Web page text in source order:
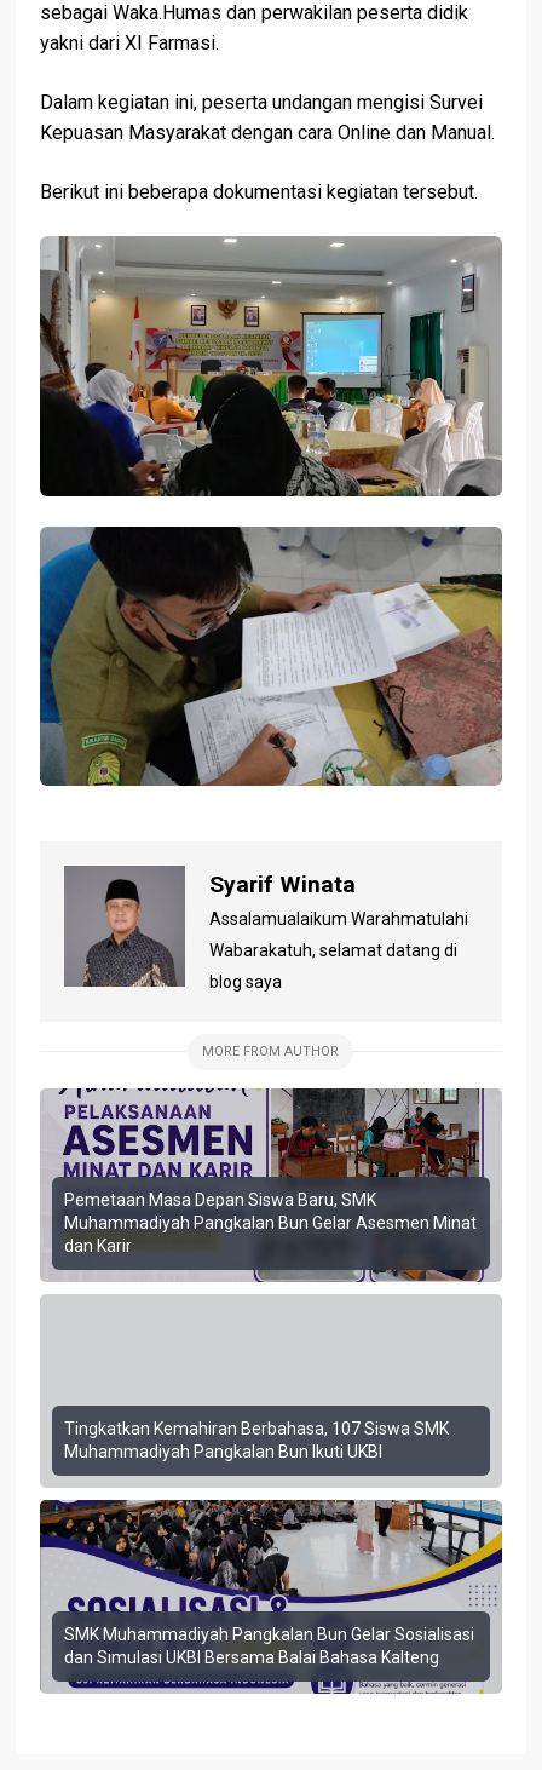
sebagai Waka.Humas dan perwakilan peserta didik
yakni dari XI Farmasi.
Dalam kegiatan ini, peserta undangan mengisi Survei
Kepuasan Masyarakat dengan cara Online dan Manual.
Berikut ini beberapa dokumentasi kegiatan tersebut.
Syarif Winata
Assalamualaikum Warahmatulahi
Wabarakatuh, selamat datang di
blog saya
MORE FROM AUTHOR
Pemetaan Masa Depan Siswa Baru, SMK
Muhammadiyah Pangkalan Bun Gelar Asesmen Minat
dan Karir
Tingkatkan Kemahiran Berbahasa, 107 Siswa SMK
Muhammadiyah Pangkalan Bun Ikuti UKBI
SMK Muhammadiyah Pangkalan Bun Gelar Sosialisasi
dan Simulasi UKBI Bersama Balai Bahasa Kalteng